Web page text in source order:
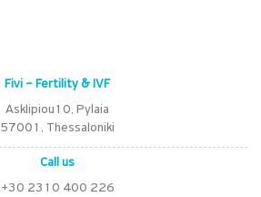
Fivi – Fertility & IVF
Asklipiou10, Pylaia
57001, Thessaloniki
Call us
+30 2310 400 226